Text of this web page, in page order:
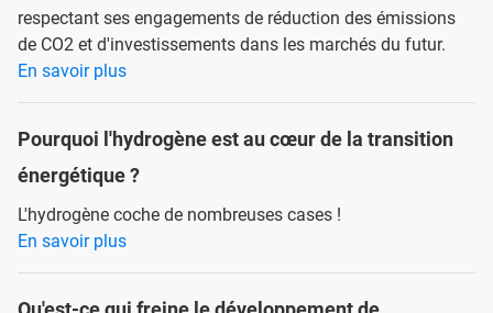
respectant ses engagements de réduction des émissions
de CO2 et d'investissements dans les marchés du futur.
En savoir plus
Pourquoi l'hydrogène est au cœur de la transition
énergétique ?
L'hydrogène coche de nombreuses cases !
En savoir plus